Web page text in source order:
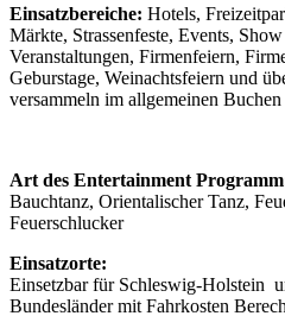
Einsatzbereiche: Hotels,
Märkte, Strassenfeste, Events,
Veranstaltungen, Firmenfeiern,
Geburstage, Weinachtsfeiern und
versammeln im allgemeinen
Art des Entertainment
Bauchtanz, Orientalischer Tanz,
Feuerschlucker
Einsatzorte:
Einsetzbar für Schleswig-Holstein
Bundesländer mit Fahrkosten